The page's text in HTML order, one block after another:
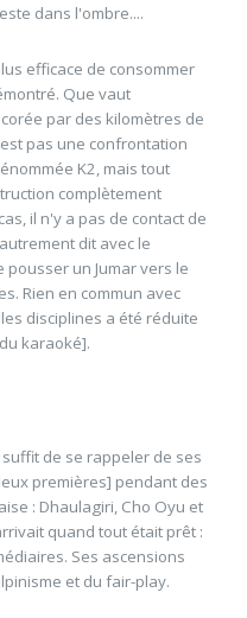
dans l'ombre....
efficace de consommer
Que vaut
par des kilomètres de
pas une confrontation
K2, mais tout
complètement
il n'y a pas de contact de
dit avec le
un Jumar vers le
Rien en commun avec
disciplines a été réduite
karaoké].
de se rappeler de ses
premières] pendant des
: Dhaulagiri, Cho Oyu et
quand tout était prêt :
Ses ascensions
et du fair-play.